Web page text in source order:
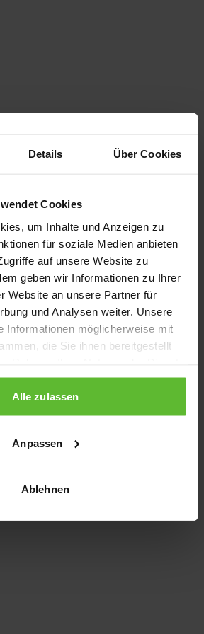
Details Über Cookies
Cookies
um Inhalte und Anzeigen zu
für soziale Medien anbieten
auf unsere Website zu
geben wir Informationen zu Ihrer
Website an unsere Partner für
und Analysen weiter. Unsere
Informationen möglicherweise mit
die Sie ihnen bereitgestellt
Alle zulassen
Anpassen
Ablehnen
side exception has occurred
(see the browser console for more
information).